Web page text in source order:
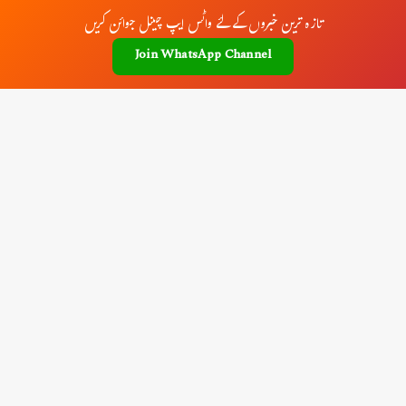
تازہ ترین خبروں کے لئے واٹس ایپ چینل جوائن کریں
Join WhatsApp Channel